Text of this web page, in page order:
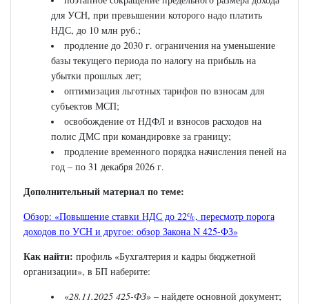
для УСН, при превышении которого надо платить
НДС, до 10 млн руб.;
продление до 2030 г. ограничения на уменьшение
базы текущего периода по налогу на прибыль на
убытки прошлых лет;
оптимизация льготных тарифов по взносам для
субъектов МСП;
освобождение от НДФЛ и взносов расходов на
полис ДМС при командировке за границу;
продление временного порядка начисления пеней на
год – по 31 декабря 2026 г.
Дополнительный материал по теме:
Обзор: «Повышение ставки НДС до 22%, пересмотр порога
доходов по УСН и другое: обзор Закона N 425-ФЗ»
Как найти: профиль «Бухгалтерия и кадры бюджетной
организации», в БП наберите:
«28.11.2025 425-ФЗ» – найдете основной документ;